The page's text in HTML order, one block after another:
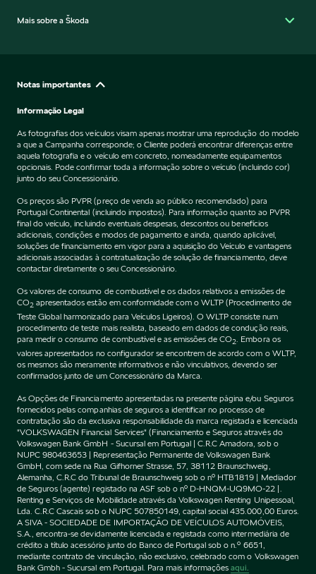
Mais sobre a Škoda
Notas importantes
Informação Legal
As fotografias dos veículos visam apenas mostrar uma reprodução do modelo
a que a Campanha corresponde; o Cliente poderá encontrar diferenças entre
aquela fotografia e o veículo em concreto, nomeadamente equipamentos
opcionais. Pode confirmar toda a informação sobre o veículo (incluindo cor)
junto do seu Concessionário.
Os preços são PVPR (preço de venda ao público recomendado) para
Portugal Continental (incluindo impostos). Para informação quanto ao PVPR
final do veículo, incluindo eventuais despesas, descontos ou benefícios
adicionais, condições e modos de pagamento e ainda, quando aplicável,
soluções de financiamento em vigor para a aquisição do Veículo e vantagens
adicionais associadas à contratualização de solução de financiamento, deve
contactar diretamente o seu Concessionário.
Os valores de consumo de combustível e os dados relativos a emissões de
CO2 apresentados estão em conformidade com o WLTP (Procedimento de
Teste Global harmonizado para Veículos Ligeiros). O WLTP consiste num
procedimento de teste mais realista, baseado em dados de condução reais,
para medir o consumo de combustível e as emissões de CO2 . Embora os
valores apresentados no configurador se encontrem de acordo com o WLTP,
os mesmos são meramente informativos e não vinculativos, devendo ser
confirmados junto de um Concessionário da Marca.
As Opções de Financiamento apresentadas na presente página e/ou Seguros
fornecidos pelas companhias de seguros a identificar no processo de
contratação são da exclusiva responsabilidade da marca registada e licenciada
"VOLKSWAGEN Financial Services" (Financiamento e Seguros através do
Volkswagen Bank GmbH - Sucursal em Portugal | C.R.C Amadora, sob o
NUPC 980463653 | Representação Permanente de Volkswagen Bank
GmbH, com sede na Rua Gifhorner Strasse, 57, 38112 Braunschweig,
Alemanha, C.R.C do Tribunal de Braunschweig sob o nº HTB1819 | Mediador
de Seguros (agente) registado na ASF sob o nº D-HNQM-UQ9MO-22 |.
Renting e Serviços de Mobilidade através da Volkswagen Renting Unipessoal,
Lda. C.R.C Cascais sob o NUPC 507850149, capital social 435.000,00 Euros.
A SIVA - SOCIEDADE DE IMPORTAÇÃO DE VEÍCULOS AUTOMÓVEIS,
S.A., encontra-se devidamente licenciada e registada como intermediária de
crédito a título acessório junto do Banco de Portugal sob o n.º 6651,
mediante contrato de vinculação, não exclusivo, celebrado com o Volkswagen
Bank Gmbh - Sucursal em Portugal. Para mais informaçõesaqui.